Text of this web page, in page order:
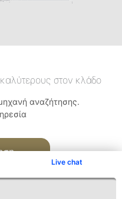
Live chat
στον κλάδο
αναζήτησης.